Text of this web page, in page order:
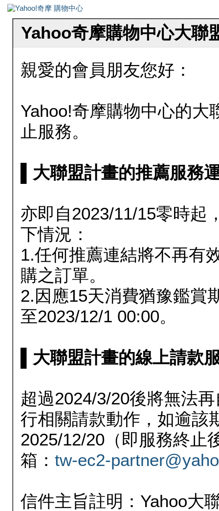
Yahoo奇摩購物中心大聯
親愛的會員朋友您好：
Yahoo!奇摩購物中心的大
止服務。
▌大聯盟計畫的推薦服務
亦即自2023/11/15零時起
下情況：
1.任何推薦連結將不再有
購之訂單。
2.因應15天消費猶豫鑑賞
至2023/12/1 00:00。
▌大聯盟計畫的線上請款
超過2024/3/20後將無法
行相關請款動作，如逾該
2025/12/20（即服務終止
箱： tw-ec2-
信件主旨註明：Yahoo大